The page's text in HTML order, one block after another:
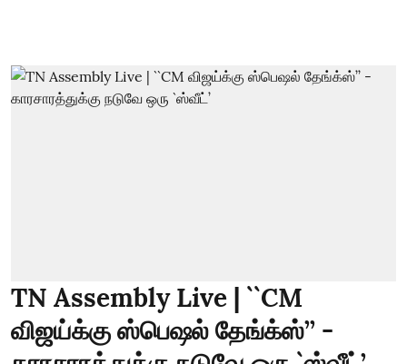
TN Assembly Live | ``CM
விஜய்க்கு ஸ்பெஷல் தேங்க்ஸ்’’ -